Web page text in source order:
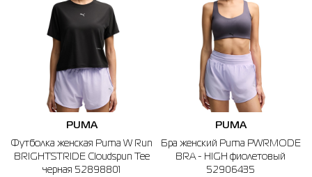
PUMA
Футболка женская Puma W Run
BRIGHTSTRIDE Cloudspun Tee
черная 52898801
PUMA
Бра женский Puma PWRMODE
BRA - HIGH фиолетовый
52906435